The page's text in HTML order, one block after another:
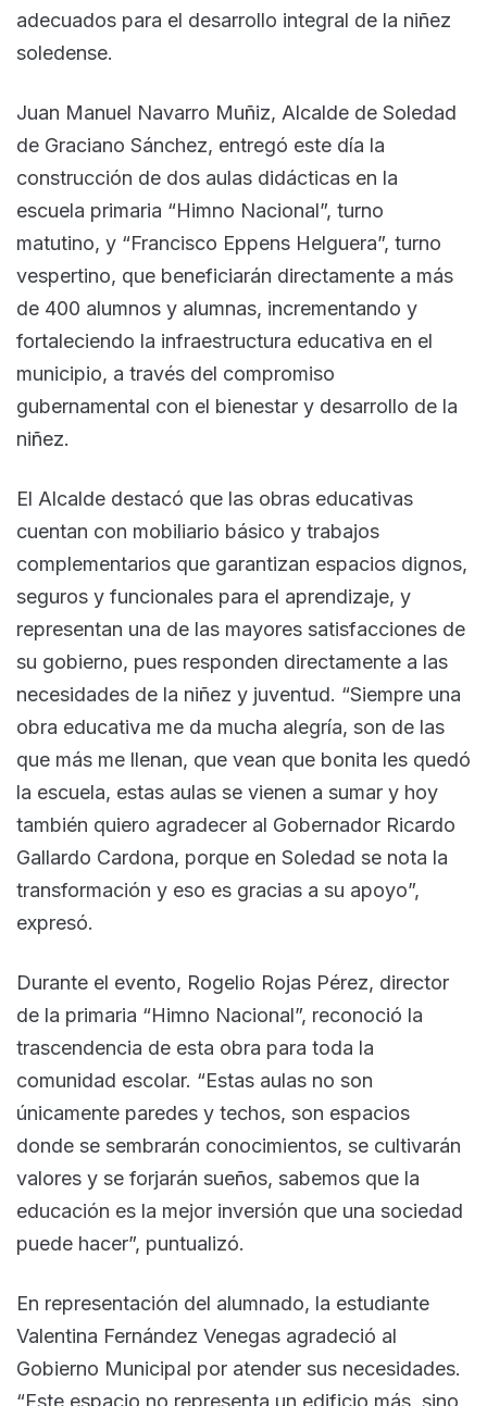
adecuados para el desarrollo integral de la niñez
soledense.
Juan Manuel Navarro Muñiz, Alcalde de Soledad
de Graciano Sánchez, entregó este día la
construcción de dos aulas didácticas en la
escuela primaria “Himno Nacional”, turno
matutino, y “Francisco Eppens Helguera”, turno
vespertino, que beneficiarán directamente a más
de 400 alumnos y alumnas, incrementando y
fortaleciendo la infraestructura educativa en el
municipio, a través del compromiso
gubernamental con el bienestar y desarrollo de la
niñez.
El Alcalde destacó que las obras educativas
cuentan con mobiliario básico y trabajos
complementarios que garantizan espacios dignos,
seguros y funcionales para el aprendizaje, y
representan una de las mayores satisfacciones de
su gobierno, pues responden directamente a las
necesidades de la niñez y juventud. “Siempre una
obra educativa me da mucha alegría, son de las
que más me llenan, que vean que bonita les quedó
la escuela, estas aulas se vienen a sumar y hoy
también quiero agradecer al Gobernador Ricardo
Gallardo Cardona, porque en Soledad se nota la
transformación y eso es gracias a su apoyo”,
expresó.
Durante el evento, Rogelio Rojas Pérez, director
de la primaria “Himno Nacional”, reconoció la
trascendencia de esta obra para toda la
comunidad escolar. “Estas aulas no son
únicamente paredes y techos, son espacios
donde se sembrarán conocimientos, se cultivarán
valores y se forjarán sueños, sabemos que la
educación es la mejor inversión que una sociedad
puede hacer”, puntualizó.
En representación del alumnado, la estudiante
Valentina Fernández Venegas agradeció al
Gobierno Municipal por atender sus necesidades.
“Este espacio no representa un edificio más, sino